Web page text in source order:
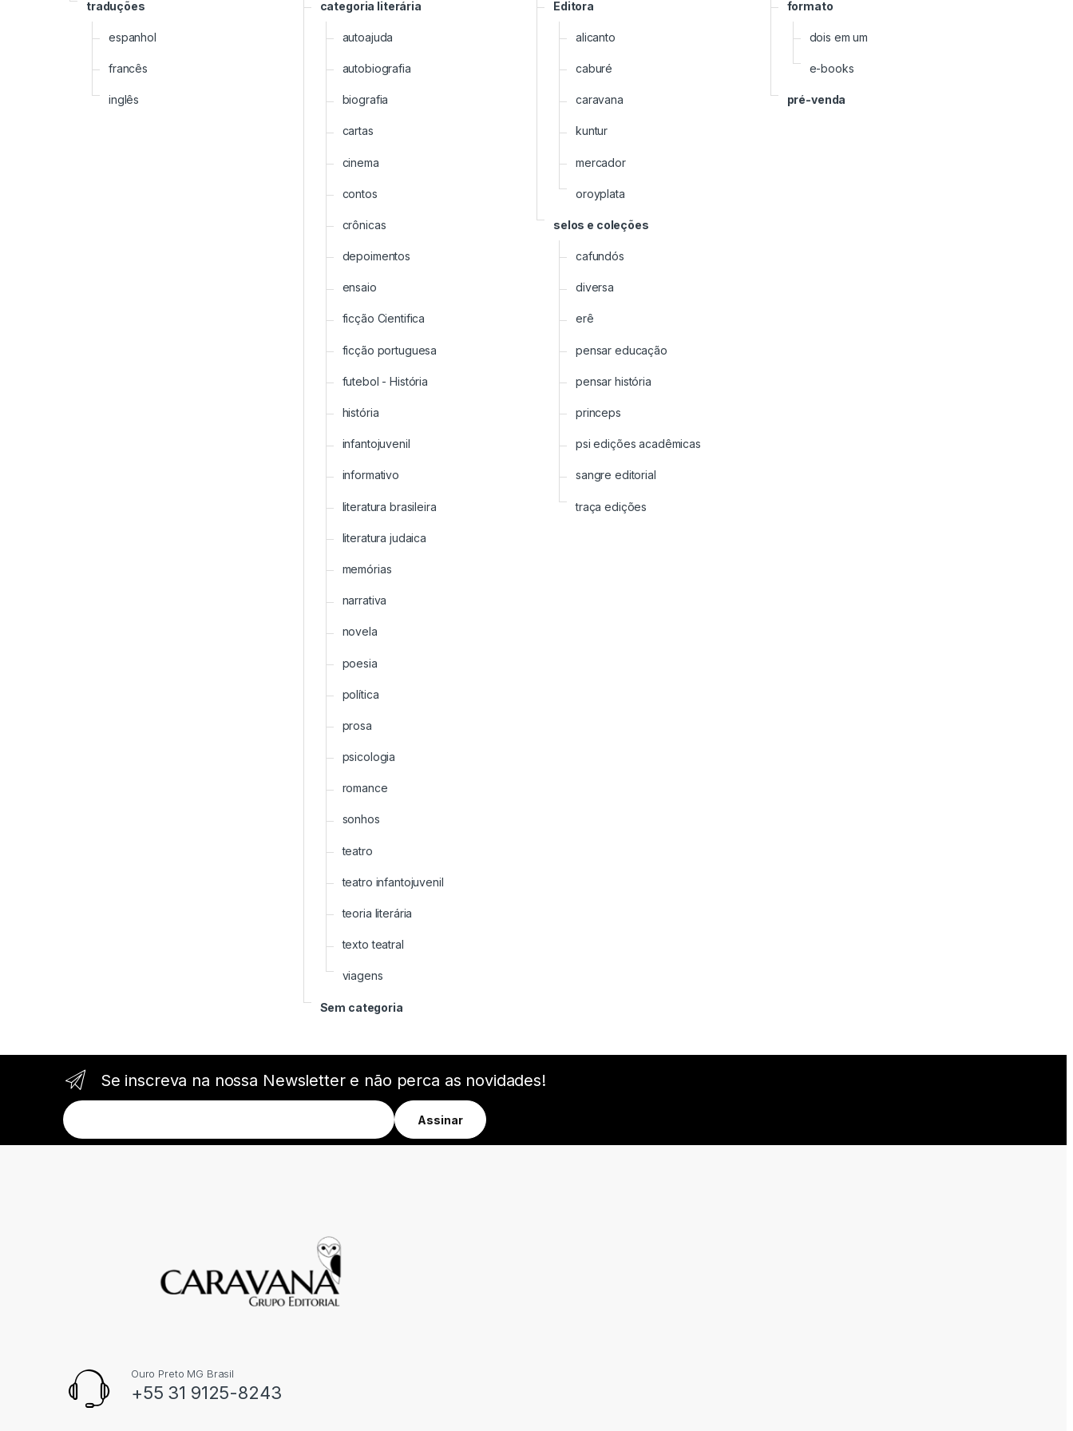
traduções
espanhol
francês
inglês
categoria literária
autoajuda
autobiografia
biografia
cartas
cinema
contos
crônicas
depoimentos
ensaio
ficção Cientifica
ficção portuguesa
futebol - História
história
infantojuvenil
informativo
literatura brasileira
literatura judaica
memórias
narrativa
novela
poesia
política
prosa
psicologia
romance
sonhos
teatro
teatro infantojuvenil
teoria literária
texto teatral
viagens
Sem categoria
Editora
alicanto
caburé
caravana
kuntur
mercador
oroyplata
selos e coleções
cafundós
diversa
erê
pensar educação
pensar história
princeps
psi edições acadêmicas
sangre editorial
traça edições
formato
dois em um
e-books
pré-venda
Se inscreva na nossa Newsletter e não perca as novidades!
Ouro Preto MG Brasil
+55 31 9125-8243